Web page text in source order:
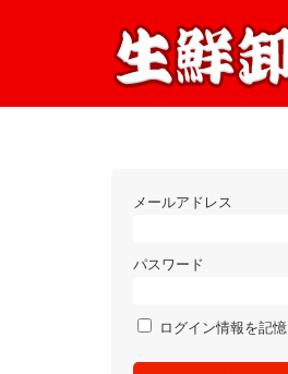
メールアドレス
パスワード
ログイン情報を記憶